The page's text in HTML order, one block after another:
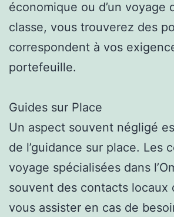
économique ou d’un voyage
classe, vous trouverez des
correspondent à vos
portefeuille.
Guides sur Place
Un aspect souvent négligé
de l’guidance sur place. Les
voyage spécialisées dans
souvent des contacts locaux
vous assister en cas de